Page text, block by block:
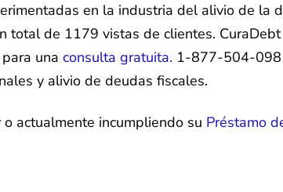
en la industria del alivio de
total de 1179 vistas de clientes.
una consulta gratuita. 1-877-504-
y alivio de deudas fiscales.
actualmente incumpliendo su Préstamo